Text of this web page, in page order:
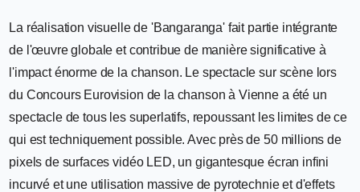
La réalisation visuelle de 'Bangaranga' fait partie intégrante
de l'œuvre globale et contribue de manière significative à
l'impact énorme de la chanson. Le spectacle sur scène lors
du Concours Eurovision de la chanson à Vienne a été un
spectacle de tous les superlatifs, repoussant les limites de ce
qui est techniquement possible. Avec près de 50 millions de
pixels de surfaces vidéo LED, un gigantesque écran infini
incurvé et une utilisation massive de pyrotechnie et d'effets